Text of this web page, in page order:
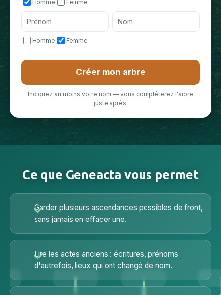
Homme Femme
Homme Femme
Créer mon arbre
Indiquez au moins votre nom — vous compléterez l'arbre
juste après.
Ce que Geneacta vous permet
Garder plusieurs ascendances possibles de front,
sans jamais en effacer une.
Lire les actes anciens : écritures, prénoms
d'autrefois, lieux qui ont changé de nom.